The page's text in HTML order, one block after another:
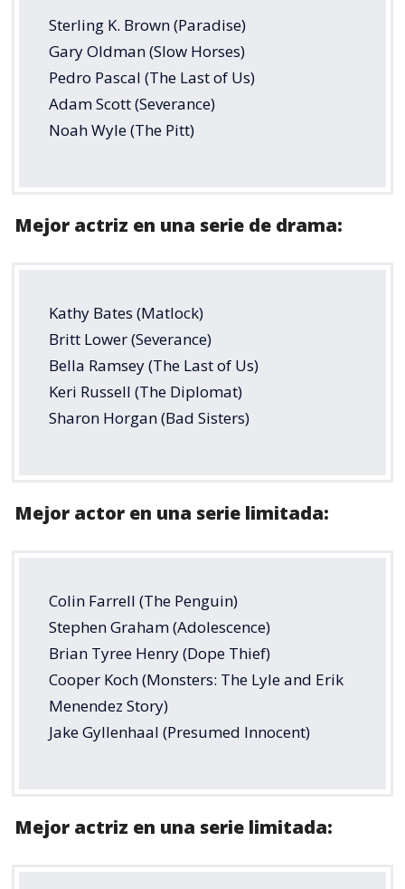
Sterling K. Brown (Paradise)
Gary Oldman (Slow Horses)
Pedro Pascal (The Last of Us)
Adam Scott (Severance)
Noah Wyle (The Pitt)
Mejor actriz en una serie de drama:
Kathy Bates (Matlock)
Britt Lower (Severance)
Bella Ramsey (The Last of Us)
Keri Russell (The Diplomat)
Sharon Horgan (Bad Sisters)
Mejor actor en una serie limitada:
Colin Farrell (The Penguin)
Stephen Graham (Adolescence)
Brian Tyree Henry (Dope Thief)
Cooper Koch (Monsters: The Lyle and Erik
Menendez Story)
Jake Gyllenhaal (Presumed Innocent)
Mejor actriz en una serie limitada: